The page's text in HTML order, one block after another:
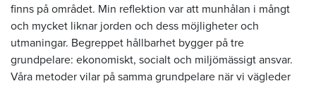
finns på området. Min reflektion var att munhålan i mångt
och mycket liknar jorden och dess möjligheter och
utmaningar. Begreppet hållbarhet bygger på tre
grundpelare: ekonomiskt, socialt och miljömässigt ansvar.
Våra metoder vilar på samma grundpelare när vi vägleder